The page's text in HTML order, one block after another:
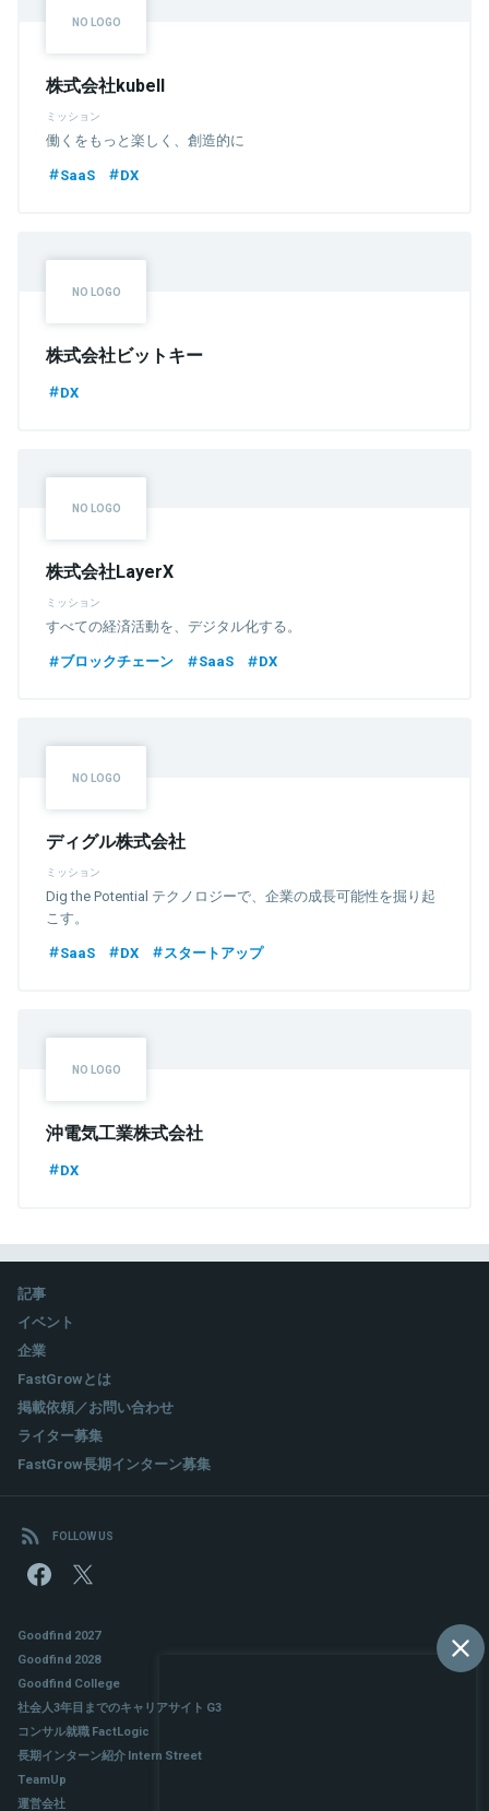
株式会社kubell
ミッション
働くをもっと楽しく、創造的に
SaaS
DX
株式会社ビットキー
DX
株式会社LayerX
ミッション
すべての経済活動を、デジタル化する。
ブロックチェーン
SaaS DX
ディグル株式会社
ミッション
Dig the Potential テクノロジーで、企業の成長可能性を掘り起
こす。
SaaS
DX スタートアップ
沖電気工業株式会社
DX
記事
イベント
企業
FastGrowとは
掲載依頼／お問い合わせ
ライター募集
FastGrow長期インターン募集
FOLLOW US
Goodfind 2027
Goodfind 2028
Goodfind College
社会人3年目までのキャリアサイト G3
コンサル就職 FactLogic
長期インターン紹介 Intern Street
TeamUp
運営会社